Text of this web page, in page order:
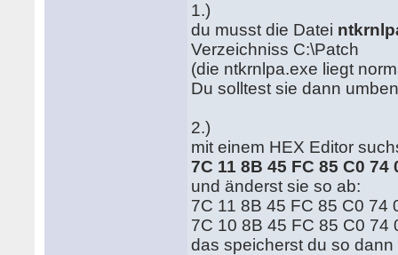
1.)
du musst die Datei
Verzeichniss C:\Patch
(die ntkrnlpa.exe liegt
Du solltest sie dann
2.)
mit einem HEX Editor
7C 11 8B 45 FC 85 C0 74
und änderst sie so ab:
7C 11 8B 45 FC 85 C0
7C 10 8B 45 FC 85 C0
das speicherst du so dann